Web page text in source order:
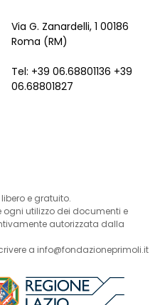
Via G. Zanardelli, 1 00186
Roma (RM)
Tel: +39 06.68801136 +39
06.68801827
e gratuito.
ogni utilizzo dei documenti e
autorizzata dalla
a info@fondazioneprimoli.it